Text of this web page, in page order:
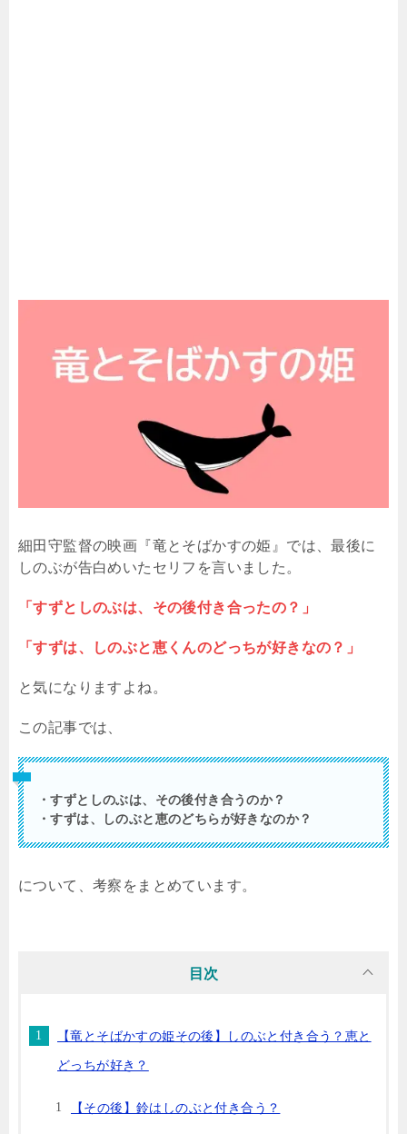
細田守監督の映画『竜とそばかすの姫』では、最後に
しのぶが告白めいたセリフを言いました。
「すずとしのぶは、その後付き合ったの？」
「すずは、しのぶと恵くんのどっちが好きなの？」
と気になりますよね。
この記事では、
・すずとしのぶは、その後付き合うのか？
・すずは、しのぶと恵のどちらが好きなのか？
について、考察をまとめています。
目次
【竜とそばかすの姫その後】しのぶと付き合う？恵と
どっちが好き？
【その後】鈴はしのぶと付き合う？